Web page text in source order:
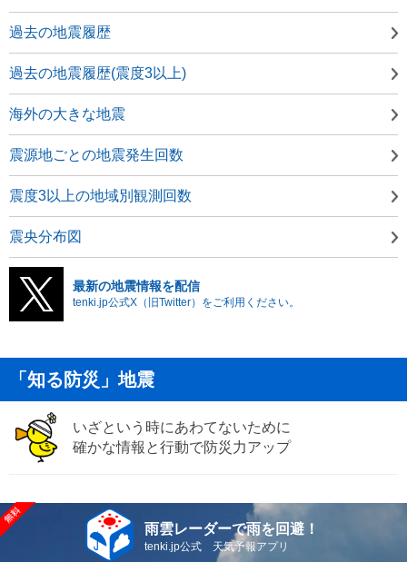
過去の地震履歴
過去の地震履歴(震度3以上)
海外の大きな地震
震源地ごとの地震発生回数
震度3以上の地域別観測回数
震央分布図
最新の地震情報を配信
tenki.jp公式X（旧Twitter）をご利用ください。
「知る防災」地震
いざという時にあわてないために
確かな情報と行動で防災力アップ
雨雲レーダーで雨を回避！
tenki.jp公式 天気予報アプリ